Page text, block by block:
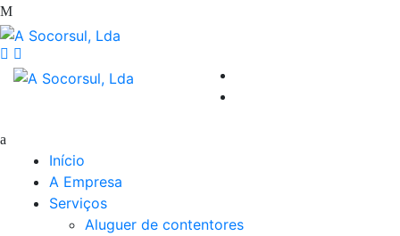
Início
A Empresa
Serviços
Aluguer de contentores